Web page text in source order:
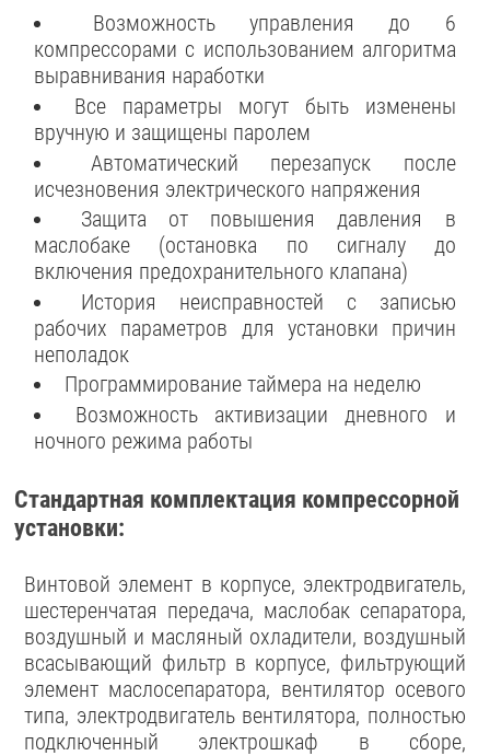
Возможность управления до 6
компрессорами с использованием алгоритма
выравнивания наработки
Все параметры могут быть изменены
вручную и защищены паролем
Автоматический перезапуск после
исчезновения электрического напряжения
Защита от повышения давления в
маслобаке (остановка по сигналу до
включения предохранительного клапана)
История неисправностей с записью
рабочих параметров для установки причин
неполадок
Программирование таймера на неделю
Возможность активизации дневного и
ночного режима работы
Стандартная комплектация компрессорной
установки:
Винтовой элемент в корпусе, электродвигатель,
шестеренчатая передача, маслобак сепаратора,
воздушный и масляный охладители, воздушный
всасывающий фильтр в корпусе, фильтрующий
элемент маслосепаратора, вентилятор осевого
типа, электродвигатель вентилятора, полностью
подключенный электрошкаф в сборе,